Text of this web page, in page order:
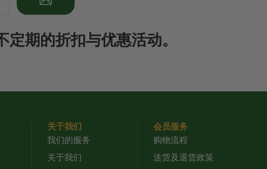
期的折扣与优惠活动。
关于我们
我们的服务
关于我们
会员服务
购物流程
送货及退货政策